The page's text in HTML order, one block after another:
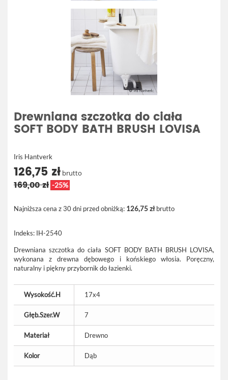
Drewniana szczotka do ciała
SOFT BODY BATH BRUSH LOVISA
Iris Hantverk
126,75 zł brutto
169,00 zł -25%
Najniższa cena z 30 dni przed obniżką: 126,75 złbrutto
Indeks: IH-2540
Drewniana szczotka do ciała SOFT BODY BATH BRUSH LOVISA,
wykonana z drewna dębowego i końskiego włosia. Poręczny,
naturalny i piękny przybornik do łazienki.
Wysokość.H 17x4
Głęb.Szer.W 7
Materiał Drewno
Kolor Dąb